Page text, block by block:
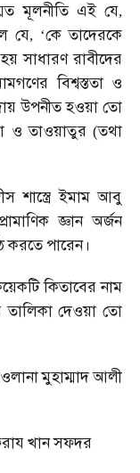
মূলনীতি এই যে,
যে, ‘কে তাদেরকে
হয় সাধারণ রাবীদের
বিশ্বস্ততা ও
উপনীত হওয়া তো
ও তাওয়াতুর(তথা
শাস্ত্রে ইমাম আবু
জ্ঞান অর্জন
করতেপারেন।
কিতাবের নাম
তালিকা দেওয়া তো
মুহাম্মাদআলী
খানসফদর